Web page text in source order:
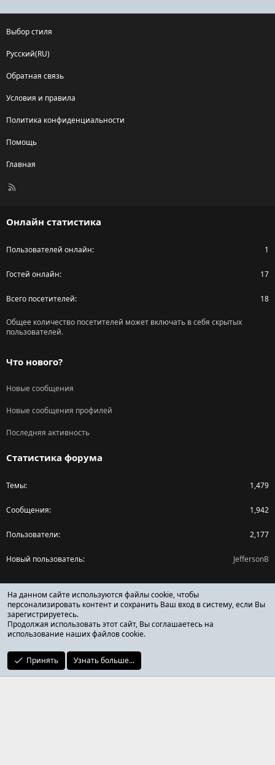
Выбор стиля
Русский(RU)
Обратная связь
Условия и правила
Политика конфиденциальности
Помощь
Главная
R
Онлайн статистика
Пользователей онлайн 1
Гостей онлайн 17
Всего посетителей 18
Общее количество посетителей может включать в себя скрытых
пользователей.
Что нового?
Новые сообщения
Новые сообщения профилей
Последняя активность
Статистика форума
Темы 1,479
Сообщения 1,942
Пользователи 2,177
Новый пользователь JeffersonB
Поделиться страницей
Facebook
X (Twitter)
Reddit
ОТЗЫВЫ ОНЛАЙН ФОРУМ
На данном сайте используются файлы cookie, чтобы
персонализировать контент и сохранить Ваш вход в систему, если Вы
зарегистрируетесь.
Продолжая использовать этот сайт, Вы соглашаетесь на
использование наших файлов cookie.
Принять Узнать больше...